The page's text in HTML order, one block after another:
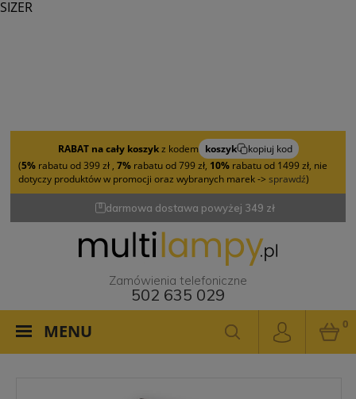
RABAT na cały koszykz kodem koszyk
kopiuj kod
(5% rabatu od 399 zł , 7% rabatu od 799 zł, 10% rabatu od 1499 zł, nie
dotyczy produktów w promocji oraz wybranych marek -> sprawdź)
darmowa dostawa powyżej 349 zł
Zamówienia telefoniczne
502 635 029
MENU 0
SIZER